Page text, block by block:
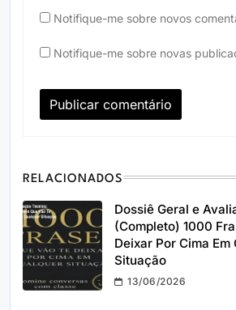
Notifique-me sobre novos
Notifique-me sobre novas
RELACIONADOS
Dossiê Geral e
(Completo) 1000
Deixar Por Cima Em
Situação
13/06/2026